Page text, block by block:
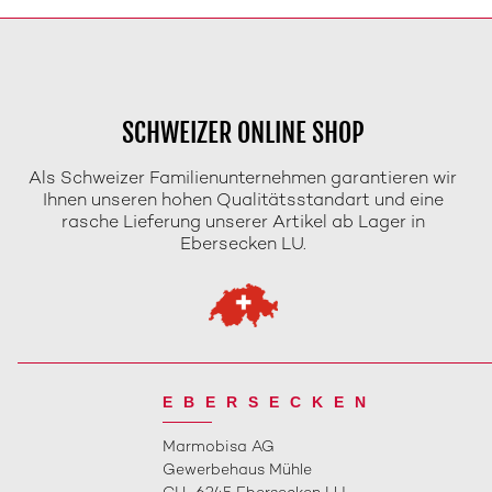
SCHWEIZER ONLINE SHOP
Als Schweizer Familienunternehmen garantieren wir
Ihnen unseren hohen Qualitätsstandart und eine
rasche Lieferung unserer Artikel ab Lager in
Ebersecken LU.
EBERSECKEN
Marmobisa AG
Gewerbehaus Mühle